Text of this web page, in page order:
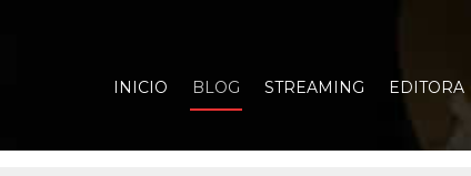
INICIO BLOG STREAMING EDITORA